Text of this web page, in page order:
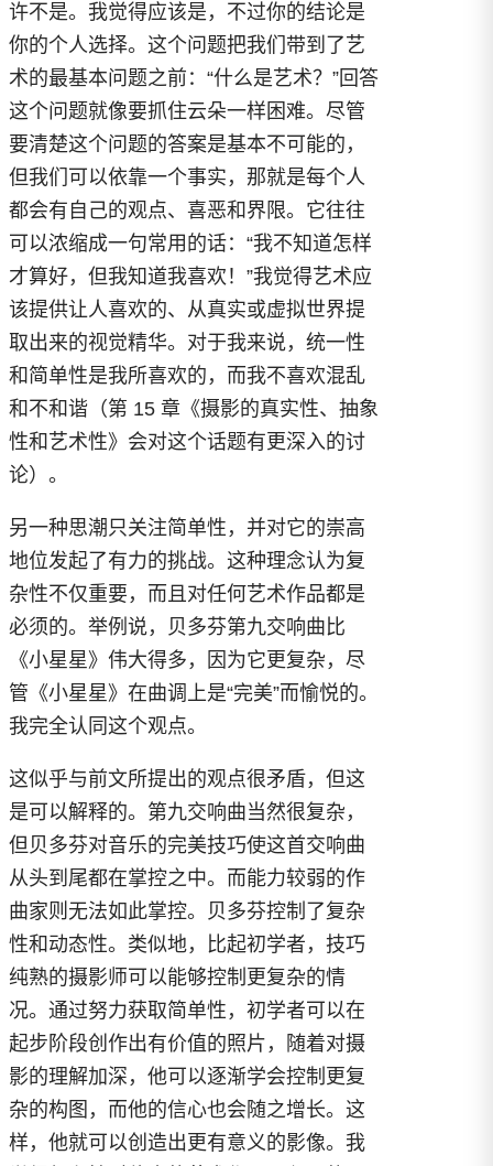
许不是。我觉得应该是，不过你的结论是
你的个人选择。这个问题把我们带到了艺
术的最基本问题之前：“什么是艺术？”回答
这个问题就像要抓住云朵一样困难。尽管
要清楚这个问题的答案是基本不可能的，
但我们可以依靠一个事实，那就是每个人
都会有自己的观点、喜恶和界限。它往往
可以浓缩成一句常用的话：“我不知道怎样
才算好，但我知道我喜欢！”我觉得艺术应
该提供让人喜欢的、从真实或虚拟世界提
取出来的视觉精华。对于我来说，统一性
和简单性是我所喜欢的，而我不喜欢混乱
和不和谐（第 15 章《摄影的真实性、抽象
性和艺术性》会对这个话题有更深入的讨
论）。
另一种思潮只关注简单性，并对它的崇高
地位发起了有力的挑战。这种理念认为复
杂性不仅重要，而且对任何艺术作品都是
必须的。举例说，贝多芬第九交响曲比
《小星星》伟大得多，因为它更复杂，尽
管《小星星》在曲调上是“完美”而愉悦的。
我完全认同这个观点。
这似乎与前文所提出的观点很矛盾，但这
是可以解释的。第九交响曲当然很复杂，
但贝多芬对音乐的完美技巧使这首交响曲
从头到尾都在掌控之中。而能力较弱的作
曲家则无法如此掌控。贝多芬控制了复杂
性和动态性。类似地，比起初学者，技巧
纯熟的摄影师可以能够控制更复杂的情
况。通过努力获取简单性，初学者可以在
起步阶段创作出有价值的照片，随着对摄
影的理解加深，他可以逐渐学会控制更复
杂的构图，而他的信心也会随之增长。这
样，他就可以创造出更有意义的影像。我